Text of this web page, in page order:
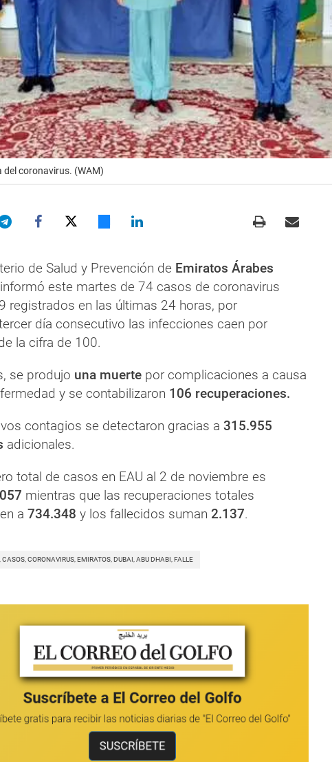
del coronavirus. (WAM)
de Salud y Prevención de Emiratos Árabes
informó este martes de 74 casos de coronavirus
registrados en las últimas 24 horas, por
día consecutivo las infecciones caen por
la cifra de 100.
se produjo una muerte por complicaciones a causa
y se contabilizaron 106 recuperaciones.
contagios se detectaron gracias a 315.955
adicionales.
total de casos en EAU al 2 de noviembre es
mientras que las recuperaciones totales
a 734.348 y los fallecidos suman 2.137.
CASOS, CORONAVIRUS, EMIRATOS, DUBAI, ABU DHABI, FALLE